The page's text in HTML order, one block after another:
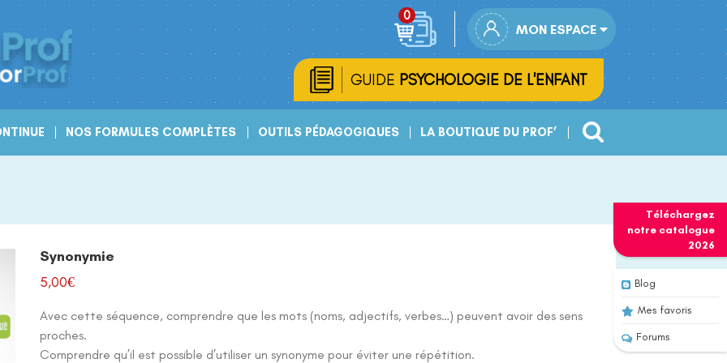
Téléchargez
notre catalogue
2026
Blog
Mes favoris
Forums
MON ESPACE
GUIDE PSYCHOLOGIE DE L'ENFANT
NOS FORMULES COMPLÈTES OUTILS PÉDAGOGIQUES LA BOUTIQUE DU PROF’
Synonymie
5,00€
Avec cette séquence, comprendre que les mots (noms, adjectifs, verbes…) peuvent avoir des sens
proches.
Comprendre qu’il est possible d’utiliser un synonyme pour éviter une répétition.